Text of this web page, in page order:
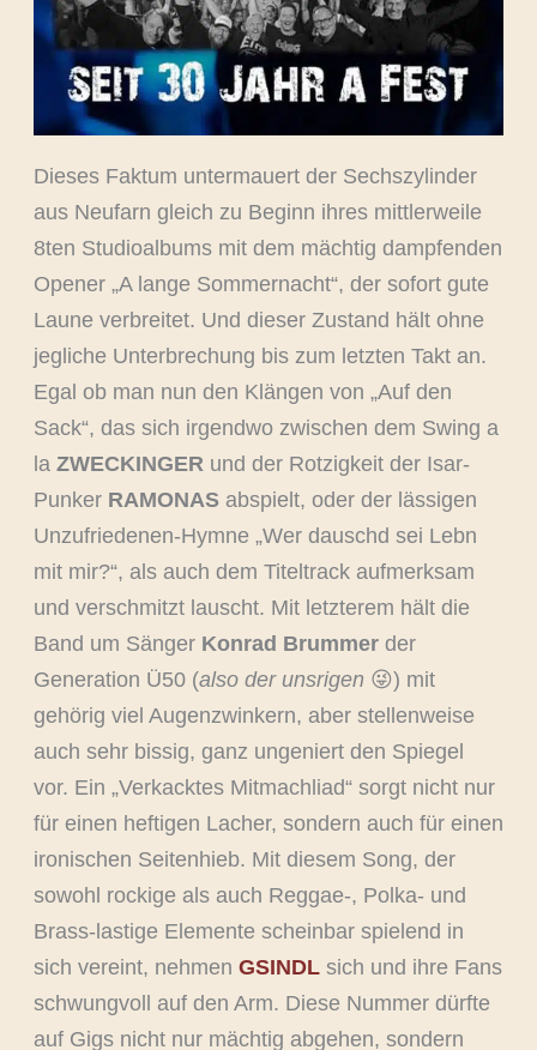
Dieses Faktum untermauert der Sechszylinder
aus Neufarn gleich zu Beginn ihres mittlerweile
8ten Studioalbums mit dem mächtig dampfenden
Opener „A lange Sommernacht“, der sofort gute
Laune verbreitet. Und dieser Zustand hält ohne
jegliche Unterbrechung bis zum letzten Takt an.
Egal ob man nun den Klängen von „Auf den
Sack“, das sich irgendwo zwischen dem Swing a
la ZWECKINGER und der Rotzigkeit der Isar-
Punker RAMONASabspielt, oder der lässigen
Unzufriedenen-Hymne „Wer dauschd sei Lebn
mit mir?“, als auch dem Titeltrack aufmerksam
und verschmitzt lauscht. Mit letzterem hält die
Band um Sänger Konrad Brummerder
Generation Ü50 (also der unsrigen 😜) mit
gehörig viel Augenzwinkern, aber stellenweise
auch sehr bissig, ganz ungeniert den Spiegel
vor. Ein „Verkacktes Mitmachliad“ sorgt nicht nur
für einen heftigen Lacher, sondern auch für einen
ironischen Seitenhieb. Mit diesem Song, der
sowohl rockige als auch Reggae-, Polka- und
Brass-lastige Elemente scheinbar spielend in
sich vereint, nehmen GSINDLsich und ihre Fans
schwungvoll auf den Arm. Diese Nummer dürfte
auf Gigs nicht nur mächtig abgehen, sondern